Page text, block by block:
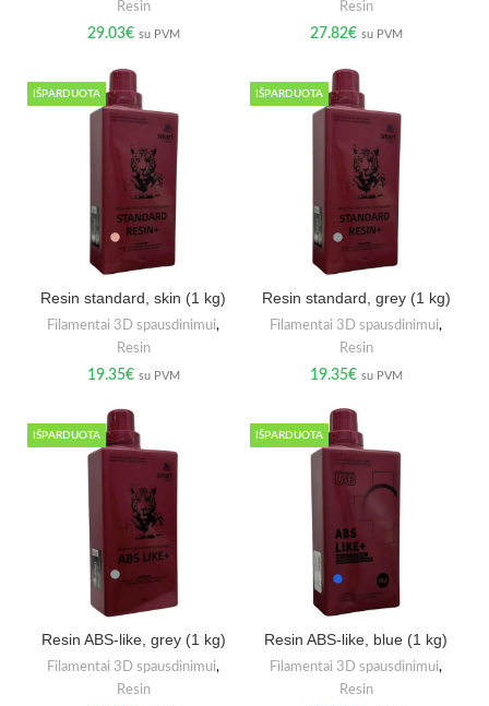
Resin
29.03€ su PVM
Resin
27.82€ su PVM
IŠPARDUOTA
Resin standard, skin (1 kg)
Filamentai 3D spausdinimui,
Resin
19.35€ su PVM
IŠPARDUOTA
Resin standard, grey (1 kg)
Filamentai 3D spausdinimui,
Resin
19.35€ su PVM
IŠPARDUOTA
Resin ABS-like, grey (1 kg)
Filamentai 3D spausdinimui,
Resin
IŠPARDUOTA
Resin ABS-like, blue (1 kg)
Filamentai 3D spausdinimui,
Resin